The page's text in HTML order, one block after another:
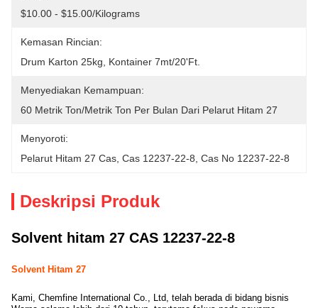
$10.00 - $15.00/Kilograms
Kemasan Rincian:
Drum Karton 25kg, Kontainer 7mt/20'ft.
Menyediakan Kemampuan:
60 Metrik Ton/Metrik Ton Per Bulan Dari Pelarut Hitam 27
Menyoroti:
Pelarut Hitam 27 Cas Cas 12237-22-8 Cas No 12237-22-8
Deskripsi Produk
Solvent hitam 27 CAS 12237-22-8
Solvent Hitam 27
Kami, Chemfine International Co., Ltd, telah berada di bidang bisnis